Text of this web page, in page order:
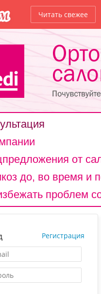
Читать свежее
от
до, во время и
проблем
Регистрация